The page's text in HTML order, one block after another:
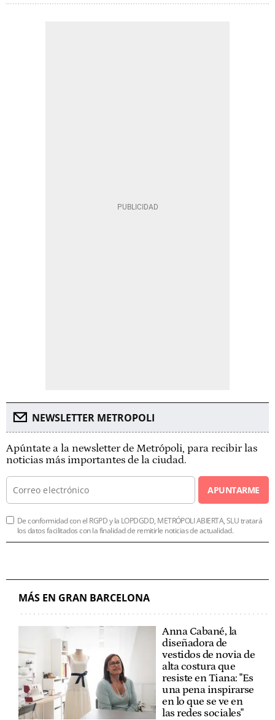
NEWSLETTER METROPOLI
Apúntate a la newsletter de Metrópoli, para recibir las
noticias más importantes de la ciudad.
APUNTARME
De conformidad con el RGPD y la LOPDGDD, METRÓPOLI ABIERTA, SLU tratará
los datos facilitados con la finalidad de remitirle noticias de actualidad.
MÁS EN GRAN BARCELONA
Anna Cabané, la
diseñadora de
vestidos de novia de
alta costura que
resiste en Tiana: "Es
una pena inspirarse
en lo que se ve en
las redes sociales"